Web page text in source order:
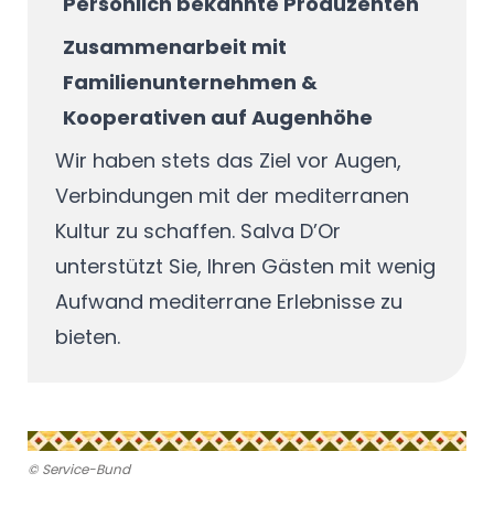
Zusammenarbeit mit
Familienunternehmen &
Kooperativen auf Augenhöhe
Wir haben stets das Ziel vor Augen,
Verbindungen mit der mediterranen
Kultur zu schaffen. Salva D’Or
unterstützt Sie, Ihren Gästen mit wenig
Aufwand mediterrane Erlebnisse zu
bieten.
© Service-Bund